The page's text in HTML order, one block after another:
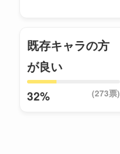
既存キャラの方
が良い
32% (273票)